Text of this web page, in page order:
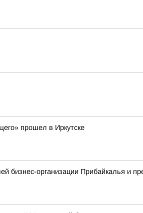
прошел в Иркутске
бизнес-организации Прибайкалья и